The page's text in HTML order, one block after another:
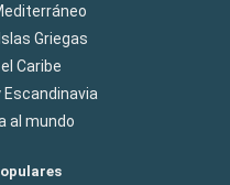
Griegas
Caribe
Escandinavia
al mundo